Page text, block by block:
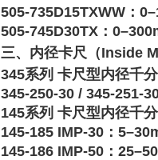
505-735D15TXWW ：
505-745D30TX ：
三、内径卡尺（Inside
345系列 卡尺型内径千分
345-250-30 / 345-251-
145系列 卡尺型内径千分
145-185 IMP-30 ：
145-186 IMP-50 ：